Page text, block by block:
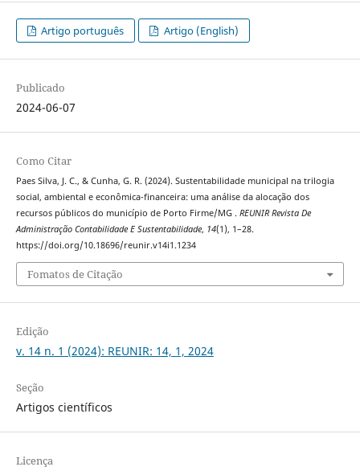
Artigo português Artigo (English)
Publicado
2024-06-07
Como Citar
Paes Silva, J. C., & Cunha, G. R. (2024). Sustentabilidade municipal na trilogia
social, ambiental e econômica-financeira: uma análise da alocação dos
recursos públicos do município de Porto Firme/MG . REUNIR Revista De
Administração Contabilidade E Sustentabilidade, 14(1), 1–28.
https://doi.org/10.18696/reunir.v14i1.1234
Fomatos de Citação
Edição
v. 14 n. 1 (2024): REUNIR: 14, 1, 2024
Seção
Artigos científicos
Licença